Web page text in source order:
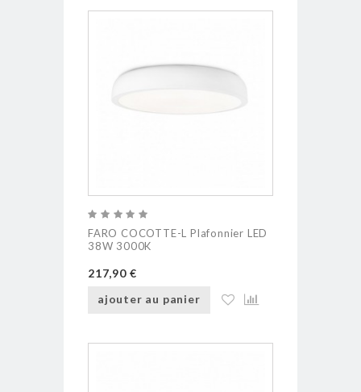
FARO COCOTTE-L Plafonnier LED
38W 3000K
217,90 €
ajouter au panier